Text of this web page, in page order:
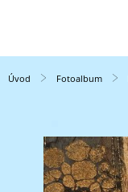
Úvod Fotoalbum